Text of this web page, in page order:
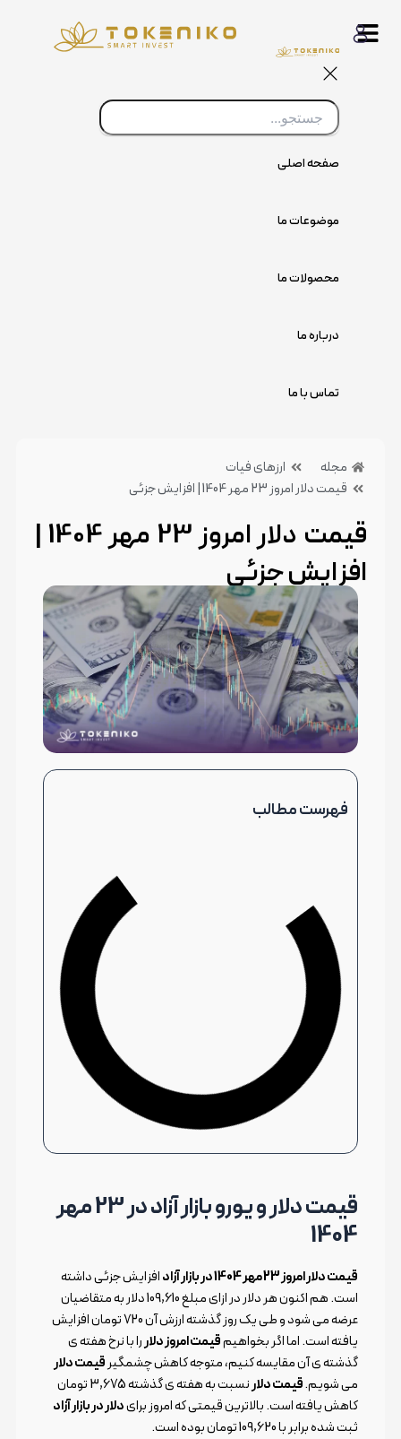
صفحه اصلی
موضوعات ما
محصولات ما
درباره ما
تماس با ما
مجله
ارزهای فیات
قیمت دلار امروز 23 مهر 1404 | افزایش جزئی
قیمت دلار امروز 23 مهر 1404 |
افزایش جزئی
23 مهر 1404 بدون دیدگاه دسته بندی:ارزهای فیات
فهرست مطالب
قیمت دلار و یورو بازار آزاد در 23 مهر
1404
قیمت دلار امروز 23 مهر 1404 در بازار آزاد
افزایش جزئی داشته
است. هم اکنون هر دلار در ازای مبلغ 109,610 دلار به متقاضیان
عرضه می شود و طی یک روز گذشته ارزش آن 720 تومان افزایش
یافته است. اما اگر بخواهیمقیمت امروز دلاررا با نرخ هفته ی
گذشته ی آن مقایسه کنیم، متوجه کاهش چشمگیر قیمت دلار
می شویم.قیمت دلار
نسبت به هفته ی گذشته 3,675 تومان
کاهش یافته است. بالاترین قیمتی که امروز برایدلار در بازار آزاد
ثبت شده برابر با 109,620 تومان بوده است.